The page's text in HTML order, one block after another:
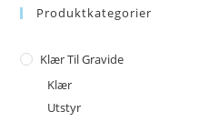
Produktkategorier
Klær Til Gravide
Klær
Utstyr